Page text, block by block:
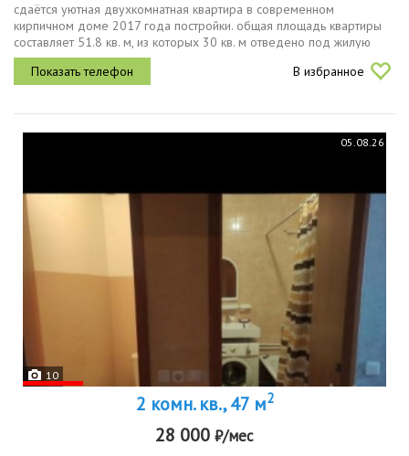
сдаётся уютная двухкомнатная квартира в современном
кирпичном доме 2017 года постройки. общая площадь квартиры
составляет 51.8 кв. м, из которых 30 кв. м отведено под жилую
зону и 18 кв. м занимает просторная кухня. квартира расположена
на 2 этаже...
В избранное
05.08.26
10
2 комн. кв., 47 м2
28 000 ₽/мес